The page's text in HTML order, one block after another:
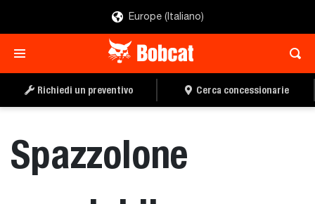
Europe (Italiano)
Richiedi un preventivo Cerca concessionarie
Spazzolone
CERCA UN